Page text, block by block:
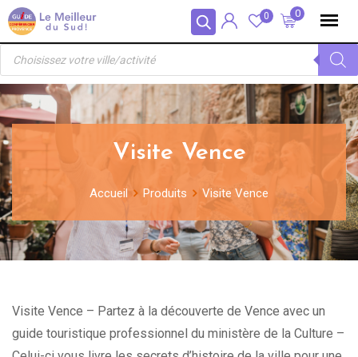
Panneau de gestion des cookies
Skip
to
content
0
0
Recherche
produits
Visite Vence
Accueil Produits Visite Vence
Visite Vence – Partez à la découverte de Vence avec un
guide touristique professionnel du ministère de la Culture –